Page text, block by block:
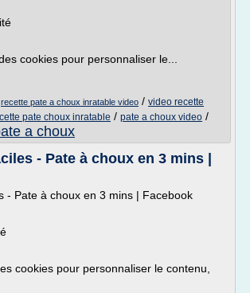
cookies pour personnaliser le...
recette pate a choux inratable video / video recette
pate choux inratable / pate a choux video /
a choux
- Pate à choux en 3 mins |
- Pate à choux en 3 mins | Facebook
cookies pour personnaliser le contenu,